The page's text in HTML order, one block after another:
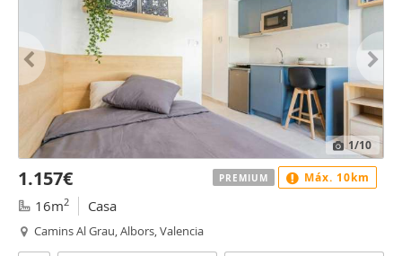
1/10
1.157€
16m2 Casa
Camins Al Grau, Albors, Valencia
PREMIUM Máx. 10km